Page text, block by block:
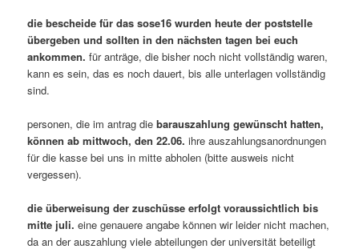
die bescheide für das sose16 wurden heute der poststelle
übergeben und sollten in den nächsten tagen bei euch
ankommen. für anträge, die bisher noch nicht vollständig waren,
kann es sein, das es noch dauert, bis alle unterlagen vollständig
sind.
personen, die im antrag diebarauszahlung gewünscht hatten,
können ab mittwoch, den 22.06. ihre auszahlungsanordnungen
für die kasse bei uns in mitte abholen (bitte ausweis nicht
vergessen).
die überweisung der zuschüsse erfolgt voraussichtlich bis
mitte juli.eine genauere angabe können wir leider nicht machen,
da an der auszahlung viele abteilungen der universität beteiligt